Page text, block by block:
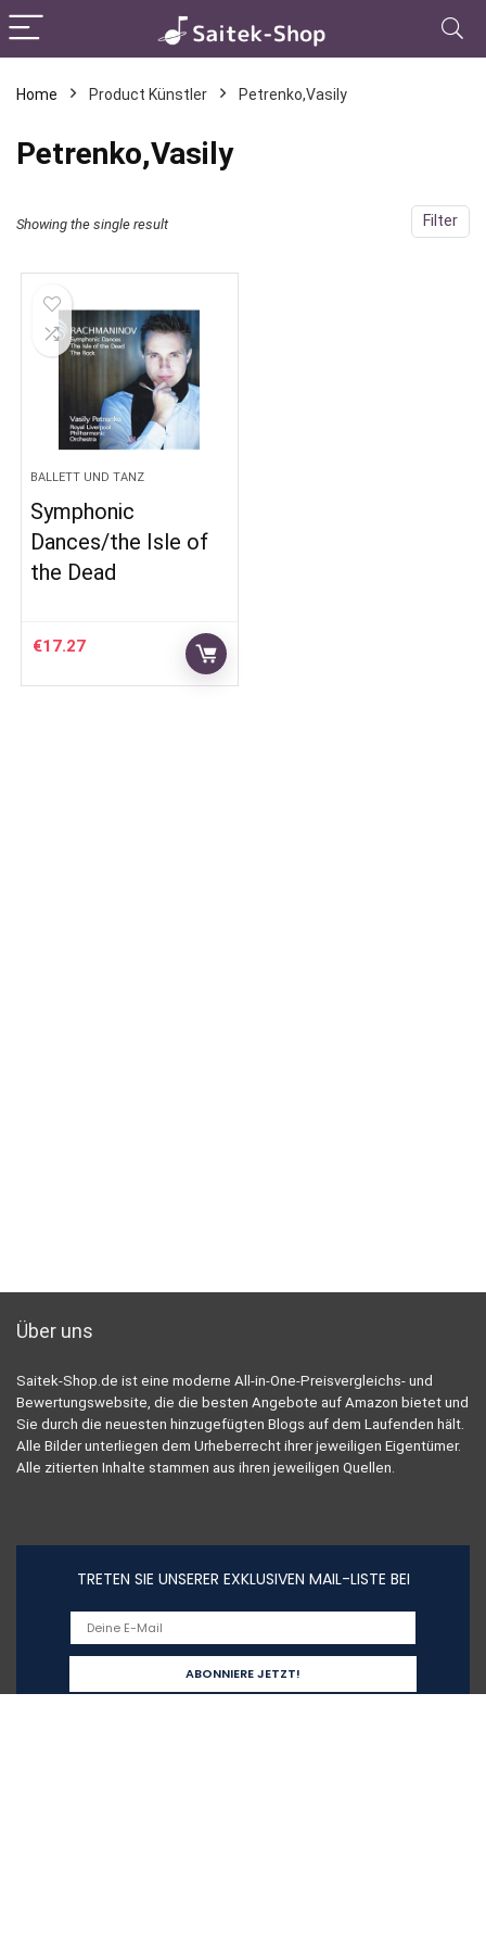
Home Product Künstler Petrenko,Vasily
Petrenko,Vasily
Filter
Showing the single result
BALLETT UND TANZ
Symphonic
Dances/the Isle of
the Dead
€17.27
Über uns
Saitek-Shop.de ist eine moderne All-in-One-Preisvergleichs- und
Bewertungswebsite, die die besten Angebote auf Amazon bietet und
Sie durch die neuesten hinzugefügten Blogs auf dem Laufenden hält.
Alle Bilder unterliegen dem Urheberrecht ihrer jeweiligen Eigentümer.
Alle zitierten Inhalte stammen aus ihren jeweiligen Quellen.
TRETEN SIE UNSERER EXKLUSIVEN MAIL-LISTE BEI